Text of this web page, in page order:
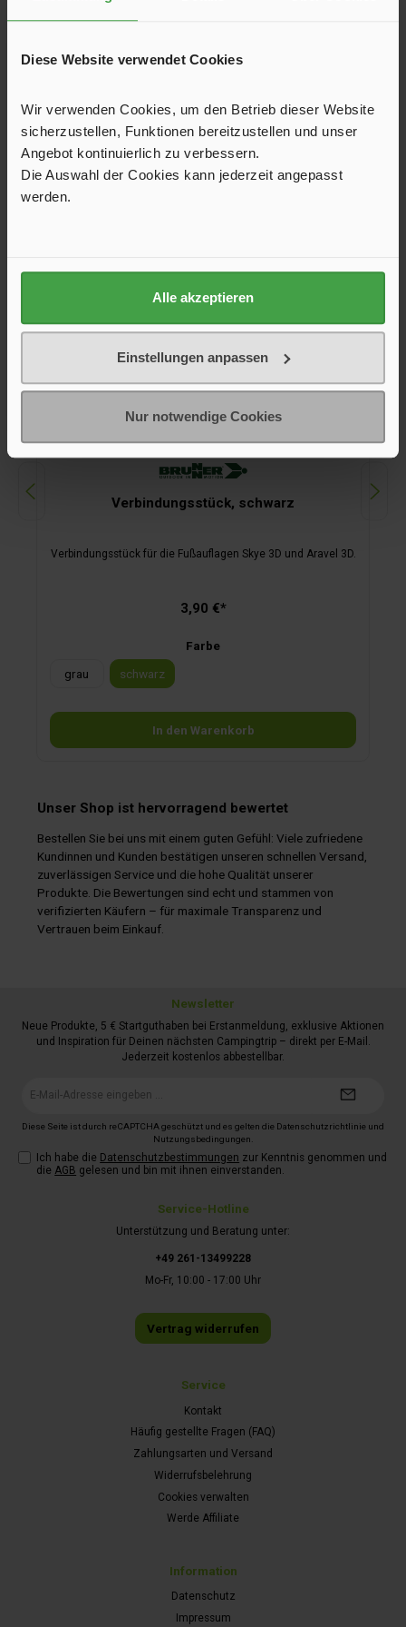
Diese Website verwendet Cookies
Wir verwenden Cookies, um den Betrieb dieser Website
sicherzustellen, Funktionen bereitzustellen und unser
Angebot kontinuierlich zu verbessern.
Die Auswahl der Cookies kann jederzeit angepasst
werden.
Alle akzeptieren
Einstellungen anpassen
Nur notwendige Cookies
grau meliert
schwarz
In den Warenkorb
Verbindungsstück, schwarz
Verbindungsstück für die Fußauflagen Skye 3D und Aravel 3D.
3,90 €*
Farbe
grau
schwarz
In den Warenkorb
Unser Shop ist hervorragend bewertet
Bestellen Sie bei uns mit einem guten Gefühl: Viele zufriedene
Kundinnen und Kunden bestätigen unseren schnellen Versand,
zuverlässigen Service und die hohe Qualität unserer
Produkte. Die Bewertungen sind echt und stammen von
verifizierten Käufern – für maximale Transparenz und
Vertrauen beim Einkauf.
Service-Hotline
Unterstützung und Beratung unter:
+49 261-13499228
Mo-Fr, 10:00 - 17:00 Uhr
Vertrag widerrufen
Service
Kontakt
Häufig gestellte Fragen (FAQ)
Zahlungsarten und Versand
Widerrufsbelehrung
Cookies verwalten
Werde Affiliate
Information
Datenschutz
Impressum
Newsletter
Neue Produkte, 5 € Startguthaben bei Erstanmeldung, exklusive Aktionen
und Inspiration für Deinen nächsten Campingtrip – direkt per E-Mail.
Jederzeit kostenlos abbestellbar.
Diese Seite ist durch reCAPTCHA geschützt und es gelten die Datenschutzrichtlinie und
Nutzungsbedingungen
Ich habe die Datenschutzbestimmungen zur Kenntnis genommen und
die AGB gelesen und bin mit ihnen einverstanden.